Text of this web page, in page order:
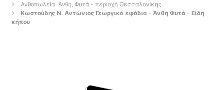
Ανθοπωλεία, Άνθη, Φυτά - περιοχή Θεσσαλονίκης
Κωστούδης Ν. Αντώνιος Γεωργικά εφόδια - Άνθη Φυτά - Είδη
κήπου